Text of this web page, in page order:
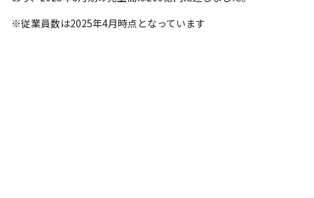
※従業員数は2025年4月時点となっています